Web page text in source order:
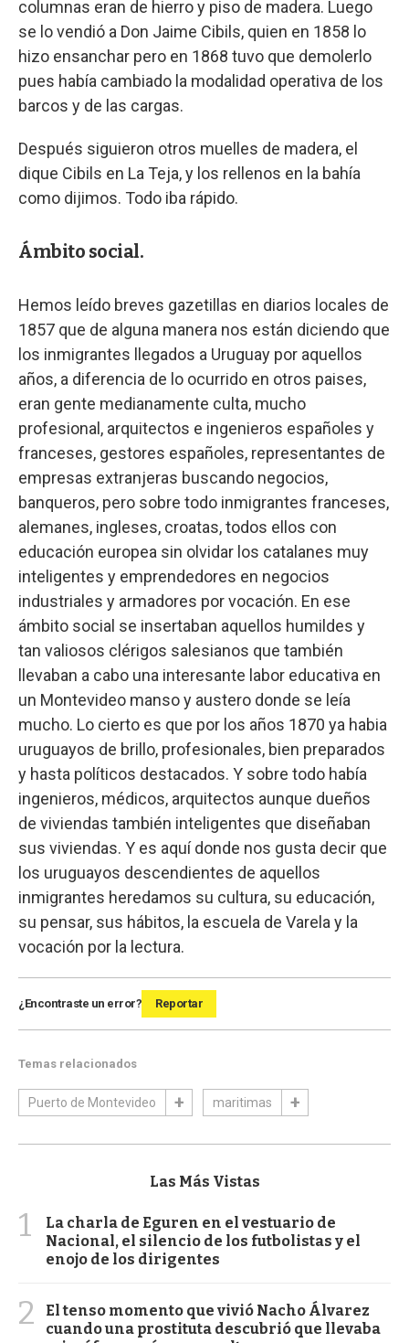
columnas eran de hierro y piso de madera. Luego
se lo vendió a Don Jaime Cibils, quien en 1858 lo
hizo ensanchar pero en 1868 tuvo que demolerlo
pues había cambiado la modalidad operativa de los
barcos y de las cargas.
Después siguieron otros muelles de madera, el
dique Cibils en La Teja, y los rellenos en la bahía
como dijimos. Todo iba rápido.
Ámbito social.
Hemos leído breves gazetillas en diarios locales de
1857 que de alguna manera nos están diciendo que
los inmigrantes llegados a Uruguay por aquellos
años, a diferencia de lo ocurrido en otros paises,
eran gente medianamente culta, mucho
profesional, arquitectos e ingenieros españoles y
franceses, gestores españoles, representantes de
empresas extranjeras buscando negocios,
banqueros, pero sobre todo inmigrantes franceses,
alemanes, ingleses, croatas, todos ellos con
educación europea sin olvidar los catalanes muy
inteligentes y emprendedores en negocios
industriales y armadores por vocación. En ese
ámbito social se insertaban aquellos humildes y
tan valiosos clérigos salesianos que también
llevaban a cabo una interesante labor educativa en
un Montevideo manso y austero donde se leía
mucho. Lo cierto es que por los años 1870 ya habia
uruguayos de brillo, profesionales, bien preparados
y hasta políticos destacados. Y sobre todo había
ingenieros, médicos, arquitectos aunque dueños
de viviendas también inteligentes que diseñaban
sus viviendas. Y es aquí donde nos gusta decir que
los uruguayos descendientes de aquellos
inmigrantes heredamos su cultura, su educación,
su pensar, sus hábitos, la escuela de Varela y la
vocación por la lectura.
¿Encontraste un error? Reportar
Temas relacionados
Puerto de Montevideo maritimas
Las Más Vistas
1
La charla de Eguren en el vestuario de
Nacional, el silencio de los futbolistas y el
enojo de los dirigentes
2
El tenso momento que vivió Nacho Álvarez
cuando una prostituta descubrió que llevaba